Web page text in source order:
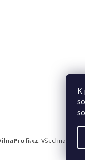
K
. Všechna